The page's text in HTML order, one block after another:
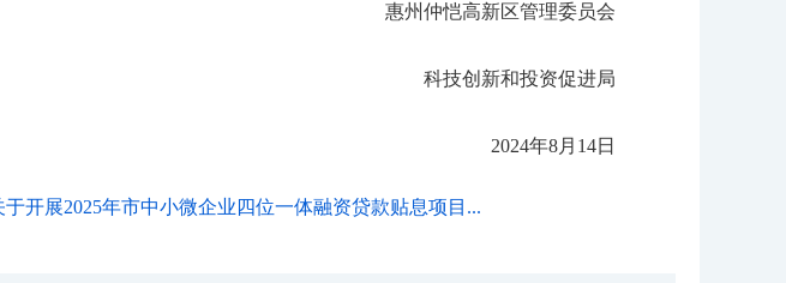
惠州仲恺高新区管理委员会
科技创新和投资促进局
2024年8月14日
于开展2025年市中小微企业四位一体融资贷款贴息项目...